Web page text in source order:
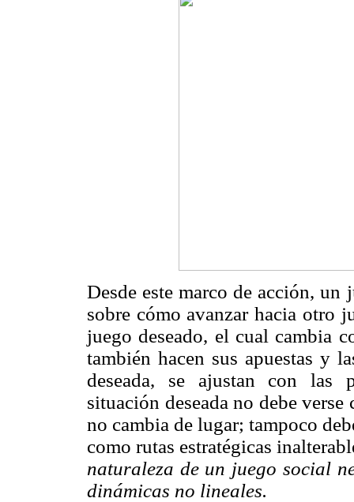
Desde este marco de acción,
sobre cómo avanzar hacia otro
juego deseado, el cual cambia
también hacen sus apuestas y
deseada, se ajustan con las
situación deseada no debe
no cambia de lugar; tampoco
como rutas estratégicas
naturaleza de un juego social
dinámicas no lineales.